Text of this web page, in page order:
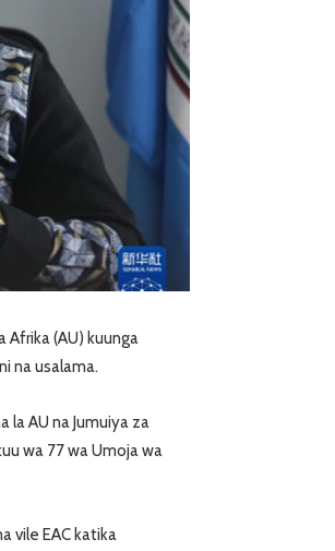
Afrika (AU) kuunga
na usalama.
la AU na Jumuiya za
wa 77 wa Umoja wa
vile EAC katika